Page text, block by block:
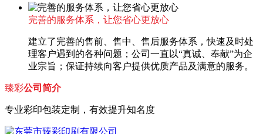
完善的服务体系，让您省心更放心
建立了完善的售前、售中、售后服务体系，快速及时处
理客户遇到的各种问题；公司一直以“真诚、奉献”为企
业宗旨；保证持续向客户提供优质产品及满意的服务。
臻彩公司简介
专业彩印包装定制，有效提升知名度